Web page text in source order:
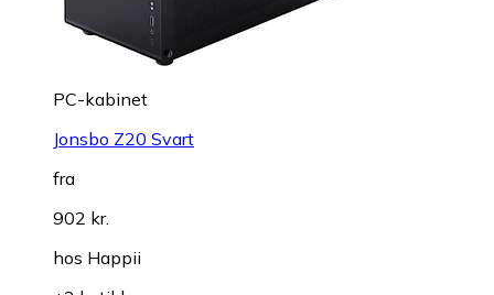
PC-kabinet
Jonsbo Z20 Svart
fra
902 kr.
hos Happii